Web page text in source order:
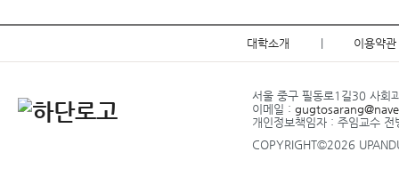
대학소개 이용약관
서울 중구 필동로1길30
이메일 :
개인정보책임자 : 주임교수
COPYRIGHT©2026